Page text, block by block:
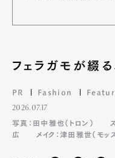
フェラガモが綴
PR Fashion
2026.07.17
写真：田中雅也（トロン）
広
メイク：津田雅世（モッ